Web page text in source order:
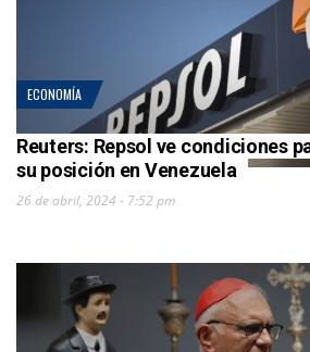
ECONOMÍA
Reuters: Repsol ve condiciones
su posición en Venezuela
26 de abril, 2024 - 7:52 pm